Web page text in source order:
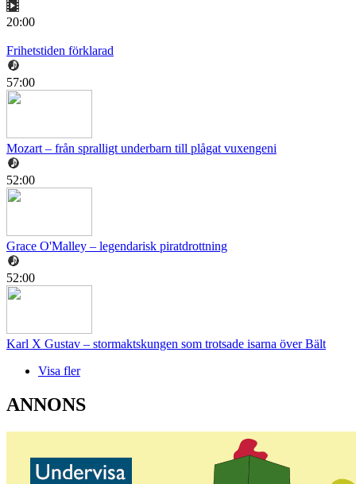
20:00
Frihetstiden förklarad
57:00
Mozart – från spralligt underbarn till plågat vuxengeni
52:00
Grace O'Malley – legendarisk piratdrottning
52:00
Karl X Gustav – stormaktskungen som trotsade isarna över Bält
Visa fler
ANNONS